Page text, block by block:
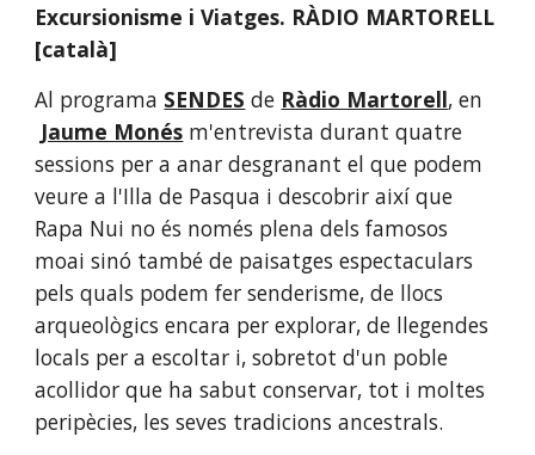
Excursionisme i Viatges. RÀDIO MARTORELL
[català]
Al programa SENDES de Ràdio Martorell, en
Jaume Monés m'entrevista durant quatre
sessions per a anar desgranant el que podem
veure a l'Illa de Pasqua i descobrir així que
Rapa Nui no és només plena dels famosos
moai sinó també de paisatges espectaculars
pels quals podem fer senderisme, de llocs
arqueològics encara per explorar, de llegendes
locals per a escoltar i, sobretot d'un poble
acollidor que ha sabut conservar, tot i moltes
peripècies, les seves tradicions ancestrals.